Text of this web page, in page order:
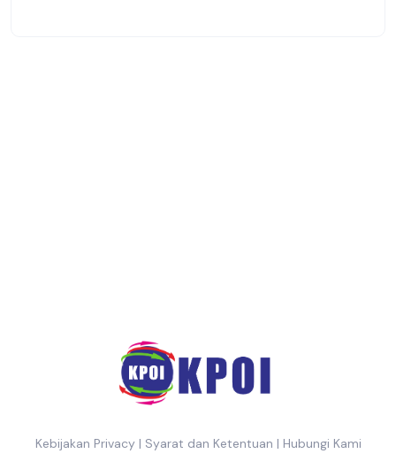
Kebijakan Privacy| Syarat dan Ketentuan | Hubungi Kami